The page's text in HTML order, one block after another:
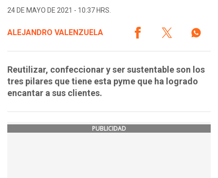
24 DE MAYO DE 2021 - 10:37 HRS.
ALEJANDRO VALENZUELA
Reutilizar, confeccionar y ser sustentable son los
tres pilares que tiene esta pyme que ha logrado
encantar a sus clientes.
PUBLICIDAD